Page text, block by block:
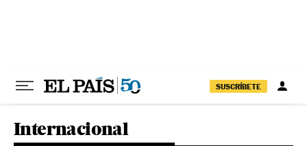
SUSCRÍBETE
Internacional